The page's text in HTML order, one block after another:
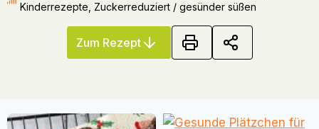
Kinderrezepte, Zuckerreduziert / gesünder süßen
Zum Rezept